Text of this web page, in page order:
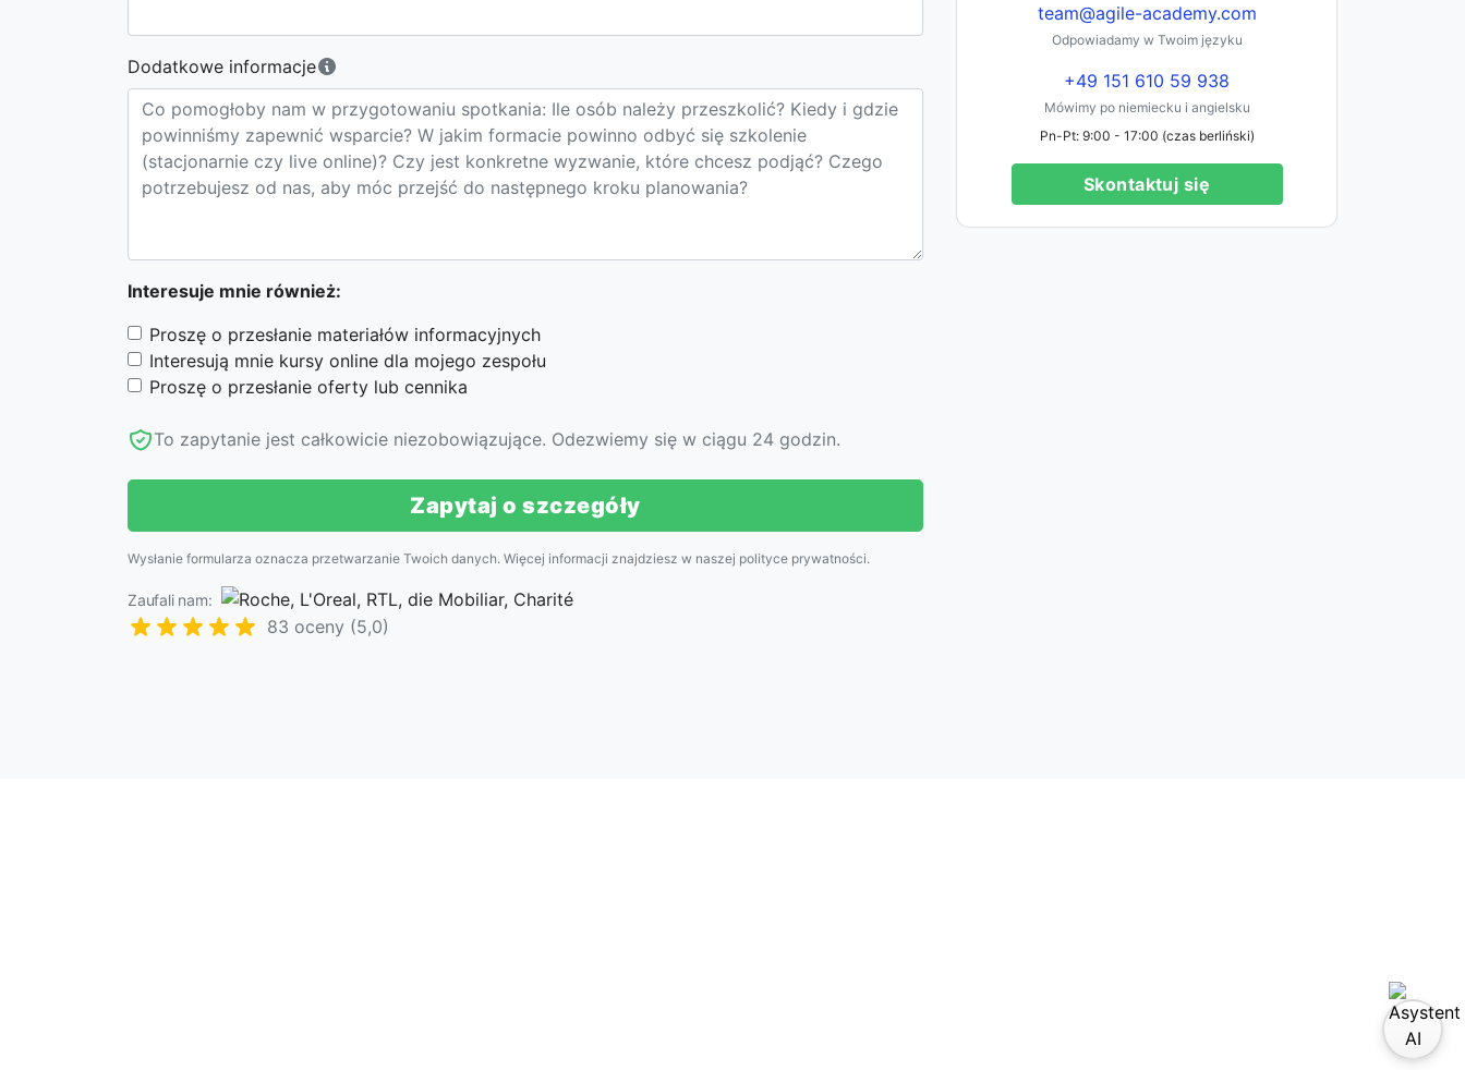
Dodatkowe informacje
Interesuje mnie również:
Proszę o przesłanie materiałów informacyjnych
Interesują mnie kursy online dla mojego zespołu
Proszę o przesłanie oferty lub cennika
To zapytanie jest całkowicie niezobowiązujące. Odezwiemy się w ciągu 24 godzin.
Zapytaj o szczegóły
Wysłanie formularza oznacza przetwarzanie Twoich danych. Więcej informacji znajdziesz w naszej polityce prywatności.
Zaufali nam:
83 oceny (5,0)
team@agile-academy.com
Odpowiadamy w Twoim języku
+49 151 610 59 938
Mówimy po niemiecku i angielsku
Pn-Pt: 9:00 - 17:00 (czas berliński)
Skontaktuj się